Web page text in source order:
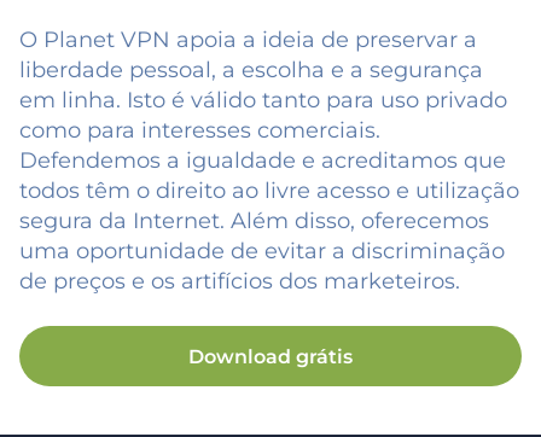
O Planet VPN apoia a ideia de preservar a
liberdade pessoal, a escolha e a segurança
em linha. Isto é válido tanto para uso privado
como para interesses comerciais.
Defendemos a igualdade e acreditamos que
todos têm o direito ao livre acesso e utilização
segura da Internet. Além disso, oferecemos
uma oportunidade de evitar a discriminação
de preços e os artifícios dos marketeiros.
Download grátis